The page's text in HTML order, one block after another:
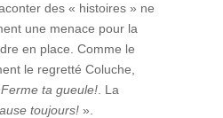
des « histoires » ne
une menace pour la
en place. Comme le
le regretté Coluche,
Ferme ta gueule! . La
toujours! ».